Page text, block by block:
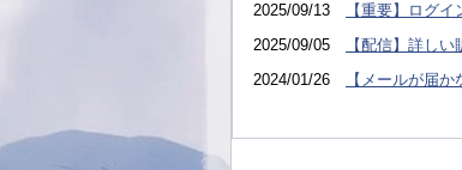
2025/09/13
【重要】ログ
2025/09/05
【配信】詳し
2024/01/26
【メールが届